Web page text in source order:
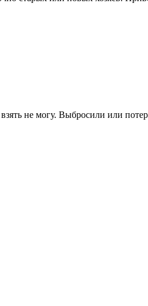
не могу. Выбросили или